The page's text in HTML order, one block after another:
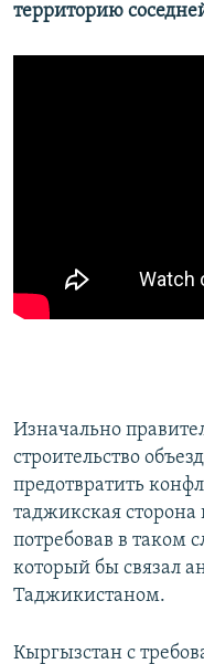
территорию
Изначально
строительство
предотвратить
таджикская
потребовав в таком
который бы связал
Таджикистаном.
Кыргызстан с